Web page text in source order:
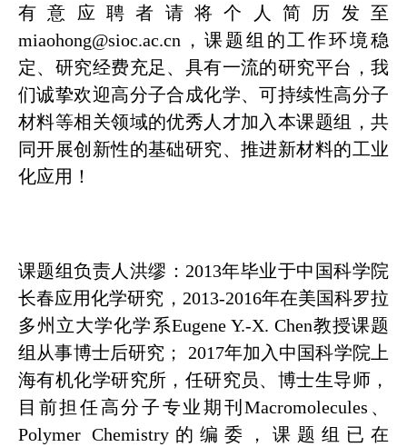
有意应聘者请将个人简历发至
miaohong@sioc.ac.cn，课题组的工作环境稳
定、研究经费充足、具有一流的研究平台，我
们诚挚欢迎高分子合成化学、可持续性高分子
材料等相关领域的优秀人才加入本课题组，共
同开展创新性的基础研究、推进新材料的工业
化应用！
课题组负责人洪缪：2013年毕业于中国科学院
长春应用化学研究，2013-2016年在美国科罗拉
多州立大学化学系Eugene Y.-X. Chen教授课题
组从事博士后研究； 2017年加入中国科学院上
海有机化学研究所，任研究员、博士生导师，
目前担任高分子专业期刊Macromolecules、
Polymer Chemistry的编委，课题组已在